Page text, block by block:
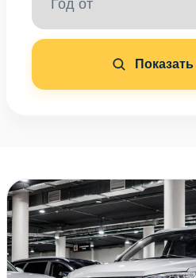
(72)
(42)
(28)
(18)
Год от
Показать